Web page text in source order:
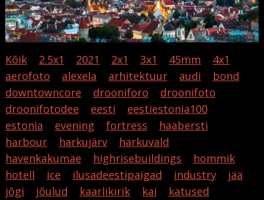
Kõik 2.5x1 2021 2x1 3x1 45mm
4x1
aerofoto
alexela arhitektuur audi
bond
downtowncore
drooniforo
droonifoto
droonifotodee
eesti
eestiestonia100
estonia
evening fortress
haabersti
harbour
harkujärv
harkuvald
havenkakumäe
highrisebuildings
hommik
hotell
ice ilusadeestipaigad industry
jää
jõgi
jõulud kaarlikirik kai
katused